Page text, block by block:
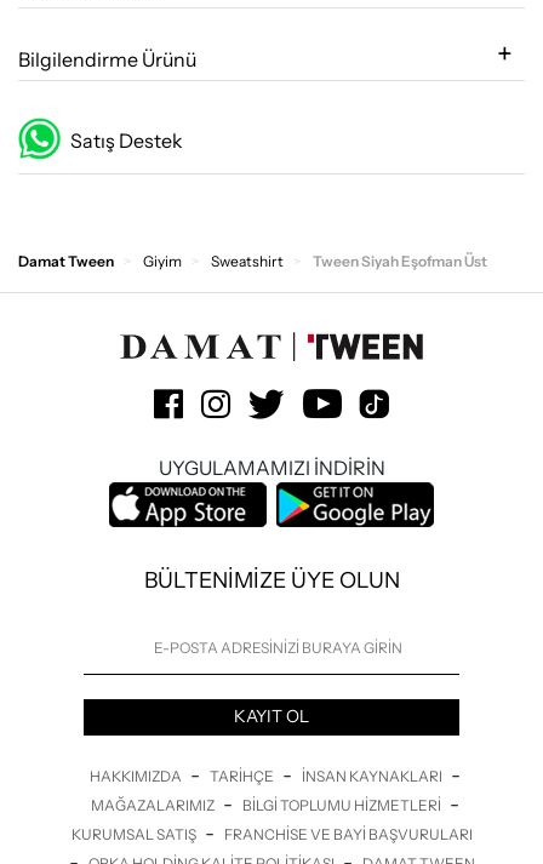
Bilgilendirme Ürünü
Satış Destek
Damat Tween Giyim Sweatshirt Tween Siyah Eşofman Üst
UYGULAMAMIZI İNDİRİN
BÜLTENİMİZE ÜYE OLUN
KAYIT OL
HAKKIMIZDA - TARIHÇE - İNSAN KAYNAKLARI -
MAĞAZALARIMIZ - BILGI TOPLUMU HIZMETLERI -
KURUMSAL SATIŞ - FRANCHISE VE BAYI BAŞVURULARI